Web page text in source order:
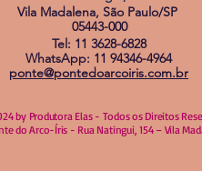
Vila Madalena, São Paulo/SP
05443-000
Tel: 11 3628-6828
WhatsApp: 11 94346-4964
ponte@pontedoarcoiris.com.br
by Produtora Elas - Todos os Direitos
do Arco-Íris - Rua Natingui, 154 – Vila